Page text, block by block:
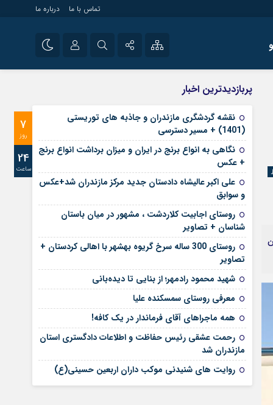
تماس با ما درباره ما
آپارات
رمز عبور
مرا به خاطر بسپار
راه اندازی سایت و
سایت های خبری و
پربازدیدترین اخبار
7
روز
24
ساعت
نقشه گردشگری مازندران و جاذبه های توریستی
(1401) + مسیر دسترسی
نگاهی به انواع برنج در ایران و میزان برداشت انواع برنج
+ عکس
علی‌ اکبر عالیشاه دادستان جدید مرکز مازندران شد+عکس
و سوابق
روستای اجابیت کلاردشت ، مشهور در میان باستان
شناسان + تصاویر
روستای 300 ساله سرخ ‌گریوه بهشهر با اهالی کردستان +
تصاویر
شهید محمود رادمهر؛ از بنایی تا دیده‌بانی
معرفی روستای سمسکنده علیا
همه ماجراهای آقای فرماندار در یک کافه!
رحمت عشقی رئیس حفاظت و اطلاعات دادگستری استان
مازندران شد
روایت های شنیدنی موکب داران اربعین حسینی(ع)